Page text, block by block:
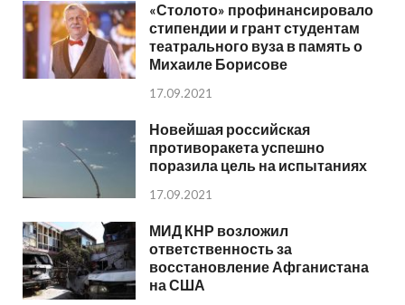
«Столото» профинансировало
стипендии и грант студентам
театрального вуза в память о
Михаиле Борисове
17.09.2021
Новейшая российская
противоракета успешно
поразила цель на испытаниях
17.09.2021
МИД КНР возложил
ответственность за
восстановление Афганистана
на США